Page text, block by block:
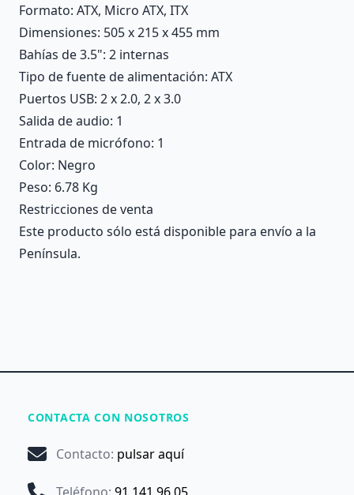
Formato: ATX, Micro ATX, ITX
Dimensiones: 505 x 215 x 455 mm
Bahías de 3.5": 2 internas
Tipo de fuente de alimentación: ATX
Puertos USB: 2 x 2.0, 2 x 3.0
Salida de audio: 1
Entrada de micrófono: 1
Color: Negro
Peso: 6.78 Kg
Restricciones de venta
Este producto sólo está disponible para envío a la
Península.
CONTACTA CON NOSOTROS
Contacto: pulsar aquí
Teléfono: 91 141 96 05